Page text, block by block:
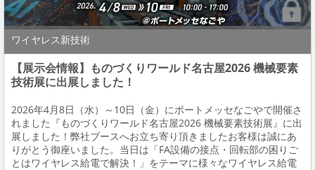
ワイヤレス新技術
【展示会情報】ものづくりワールド名古屋2026 機械要素
技術展に出展しました！
2026年4月8日（水）～10日（金）にポートメッセなごやで開催さ
れました『ものづくりワールド名古屋2026 機械要素技術展』に出
展しました！弊社ブースへお立ち寄り頂きましたお客様は誠にあ
りがとう御座いました。当日は「FA設備の接点・回転部の困りご
とはワイヤレス給電で解決！」をテーマに様々なワイヤレス給電